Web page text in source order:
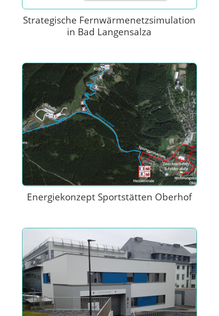
Strategische Fernwärmenetzsimulation
in Bad Langensalza
Energiekonzept Sportstätten Oberhof